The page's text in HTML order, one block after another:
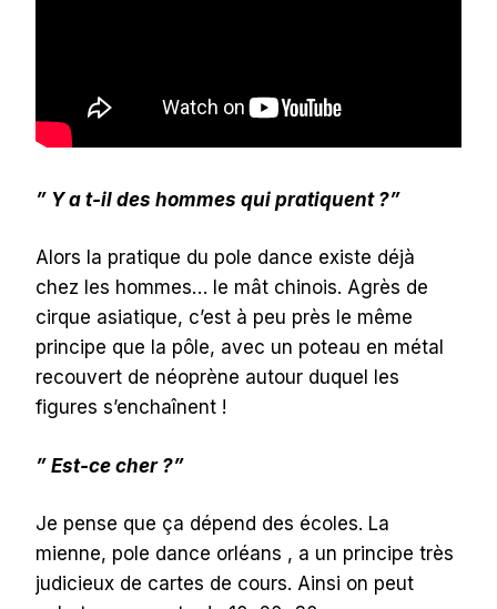
” Y a t-il des hommes qui pratiquent ?”
Alors la pratique du pole dance existe déjà
chez les hommes… le mât chinois. Agrès de
cirque asiatique, c’est à peu près le même
principe que la pôle, avec un poteau en métal
recouvert de néoprène autour duquel les
figures s’enchaînent !
” Est-ce cher ?”
Je pense que ça dépend des écoles. La
mienne, pole dance orléans , a un principe très
judicieux de cartes de cours. Ainsi on peut